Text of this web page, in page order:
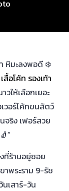
หิมะลงพอดี ❄️
อโค้ท รองเท้า
ให้เลือกเยอะ
วอร์โค้ทขนสัตว์
จริง เฟอร์สวย
ที่ร้านอยู่ซอย
าพระราม 9-รัช
เสาร์-วัน